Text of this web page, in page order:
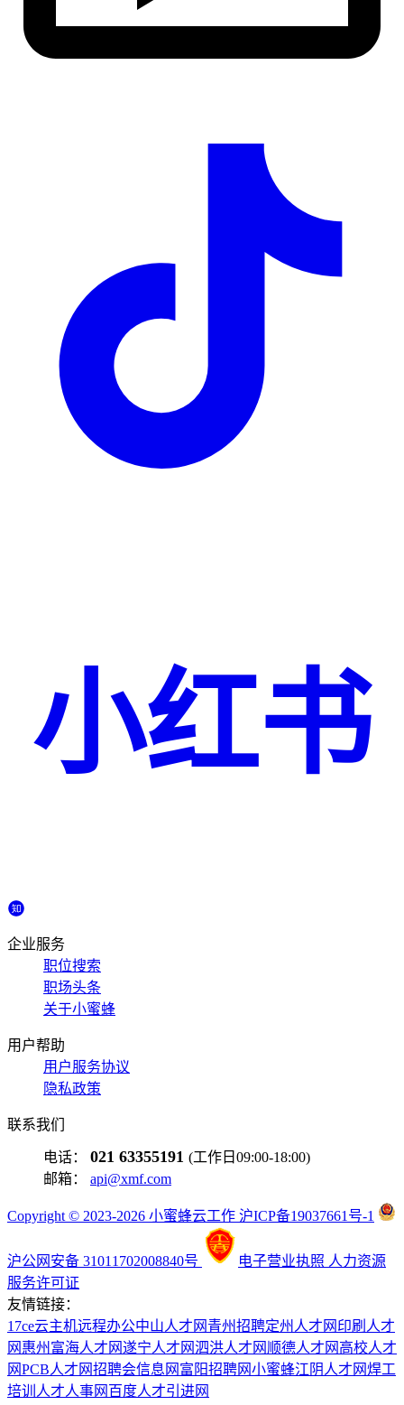
小红书
企业服务
职位搜索
职场头条
关于小蜜蜂
用户帮助
用户服务协议
隐私政策
联系我们
电话： 021 63355191 (工作日09:00-18:00)
邮箱： api@xmf.com
Copyright © 2023-2026 小蜜蜂云工作 沪ICP备19037661号-1
沪公网安备 31011702008840号 电子营业执照 人力资源
服务许可证
友情链接：
17ce云主机远程办公中山人才网 青州招聘定州人才网 印刷人才
网 惠州富海人才网遂宁人才网泗洪人才网 顺德人才网 高校人才
网PCB人才网招聘会信息网 富阳招聘网小蜜蜂江阴人才网焊工
培训 人才人事网 百度人才引进网